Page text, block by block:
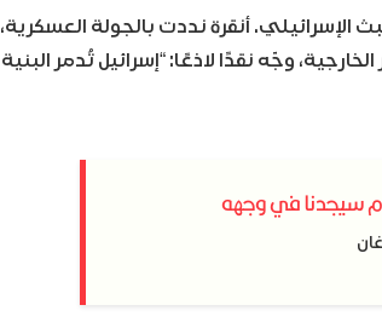
الإسرائيلي. أنقرة نددت بالجولة العسكرية،
وجّه نقدًا لاذعًا: “إسرائيل تُدمر البنية
سيجدنا في وجهه